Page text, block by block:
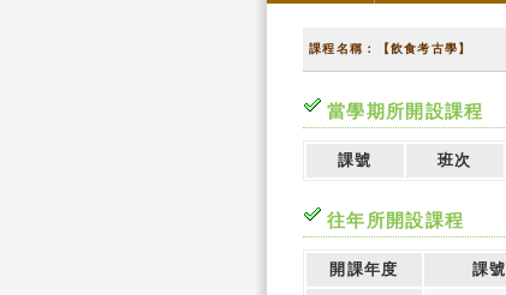
課程名稱：【飲食考古學】
當學期所開設課程
課號 班次
往年所開設課程
開課年度 課號